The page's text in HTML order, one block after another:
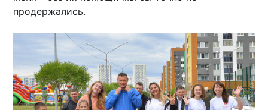
продержались.